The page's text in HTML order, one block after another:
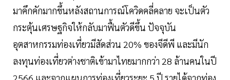
มาคึกคักมากขึ้นหลังสถานการณ์โควิดคลี่คลาย จะเป็นตัว
กระตุ้นเศรษฐกิจให้กลับมาฟื้นตัวดีขึ้น ปัจจุบัน
อุตสาหกรรมท่องเที่ยวมีสัดส่วน 20% ของจีดีพี และมีนัก
ลงทุนท่องเที่ยวต่างชาติเข้ามาไทยมากกว่า 28 ล้านคนในปี
2566 และจากแผนการท่องเที่ยวระยะ 5 ปี รายได้จากท่อง